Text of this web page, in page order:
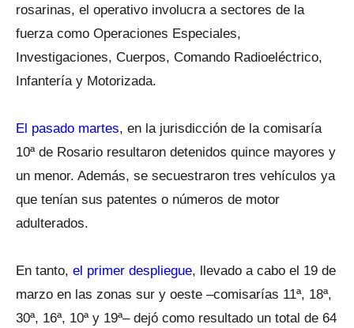
rosarinas, el operativo involucra a sectores de la
fuerza como Operaciones Especiales,
Investigaciones, Cuerpos, Comando Radioeléctrico,
Infantería y Motorizada.
El pasado martes, en la jurisdicción de la comisaría
10ª de Rosario resultaron detenidos quince mayores y
un menor. Además, se secuestraron tres vehículos ya
que tenían sus patentes o números de motor
adulterados.
En tanto, el primer despliegue, llevado a cabo el 19 de
marzo en las zonas sur y oeste –comisarías 11ª, 18ª,
30ª, 16ª, 10ª y 19ª– dejó como resultado un total de 64